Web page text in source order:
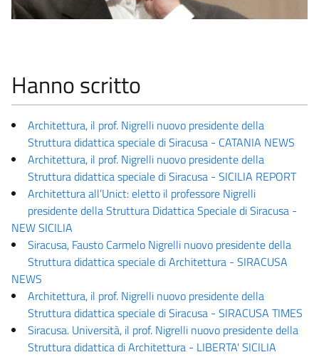
Hanno scritto
Architettura, il prof. Nigrelli nuovo presidente della
Struttura didattica speciale di Siracusa - CATANIA NEWS
Architettura, il prof. Nigrelli nuovo presidente della
Struttura didattica speciale di Siracusa - SICILIA REPORT
Architettura all’Unict: eletto il professore Nigrelli
presidente della Struttura Didattica Speciale di Siracusa -
NEW SICILIA
Siracusa, Fausto Carmelo Nigrelli nuovo presidente della
Struttura didattica speciale di Architettura - SIRACUSA
NEWS
Architettura, il prof. Nigrelli nuovo presidente della
Struttura didattica speciale di Siracusa - SIRACUSA TIMES
Siracusa. Università, il prof. Nigrelli nuovo presidente della
Struttura didattica di Architettura - LIBERTA' SICILIA